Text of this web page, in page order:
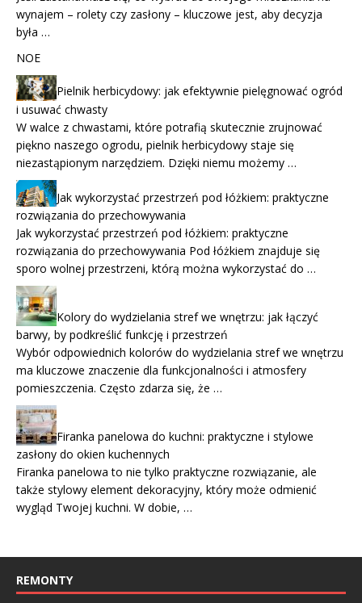
wynajem – rolety czy zasłony – kluczowe jest, aby decyzja
była …
NOE
Pielnik herbicydowy: jak efektywnie pielęgnować ogród
i usuwać chwasty
W walce z chwastami, które potrafią skutecznie zrujnować
piękno naszego ogrodu, pielnik herbicydowy staje się
niezastąpionym narzędziem. Dzięki niemu możemy …
Jak wykorzystać przestrzeń pod łóżkiem: praktyczne
rozwiązania do przechowywania
Jak wykorzystać przestrzeń pod łóżkiem: praktyczne
rozwiązania do przechowywania Pod łóżkiem znajduje się
sporo wolnej przestrzeni, którą można wykorzystać do …
Kolory do wydzielania stref we wnętrzu: jak łączyć
barwy, by podkreślić funkcję i przestrzeń
Wybór odpowiednich kolorów do wydzielania stref we wnętrzu
ma kluczowe znaczenie dla funkcjonalności i atmosfery
pomieszczenia. Często zdarza się, że …
Firanka panelowa do kuchni: praktyczne i stylowe
zasłony do okien kuchennych
Firanka panelowa to nie tylko praktyczne rozwiązanie, ale
także stylowy element dekoracyjny, który może odmienić
wygląd Twojej kuchni. W dobie, …
REMONTY